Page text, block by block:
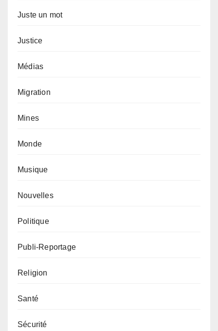
Juste un mot
Justice
Médias
Migration
Mines
Monde
Musique
Nouvelles
Politique
Publi-Reportage
Religion
Santé
Sécurité